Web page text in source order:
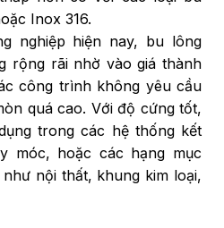
Inox 316.
nghiệp hiện nay, bu lông
rộng rãi nhờ vào giá thành
công trình không yêu cầu
quá cao. Với độ cứng tốt,
trong các hệ thống kết
móc, hoặc các hạng mục
nội thất, khung kim loại,